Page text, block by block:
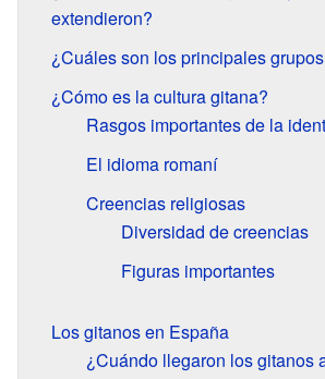
extendieron?
¿Cuáles son los principales
¿Cómo es la cultura gitana?
Rasgos importantes de la
El idioma romaní
Creencias religiosas
Diversidad de creencias
Figuras importantes
Los gitanos en España
¿Cuándo llegaron los gitanos